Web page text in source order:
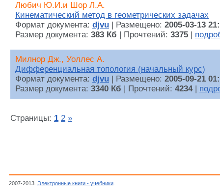
Любич Ю.И.и Шор Л.А.
Кинематический метод в геометрических задачах
Формат документа: djvu | Размещено: 2005-03-13
Размер документа: 383 Кб | Прочтений: 3375
Милнор Дж., Уоллес А.
Дифференциальная топология (начальный курс)
Формат документа: djvu | Размещено: 2005-09-21
Размер документа: 3340 Кб | Прочтений: 4234|
Страницы: 1 2 »
2007-2013. Электронные книги - учебники